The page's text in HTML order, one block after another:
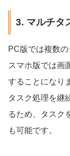
3. マルチタ
PC版では複数
スマホ版では画
することになり
タスク処理を継
るため、タスク
も可能です。